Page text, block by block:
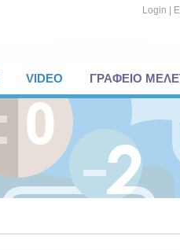
Login
VIDEO ΓΡΑΦΕΙΟ